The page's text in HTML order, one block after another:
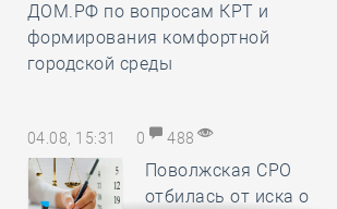
ДОМ.РФ по вопросам КРТ и
формирования комфортной
городской среды
04.08, 15:31 0 488
Поволжская СРО
отбилась от иска о